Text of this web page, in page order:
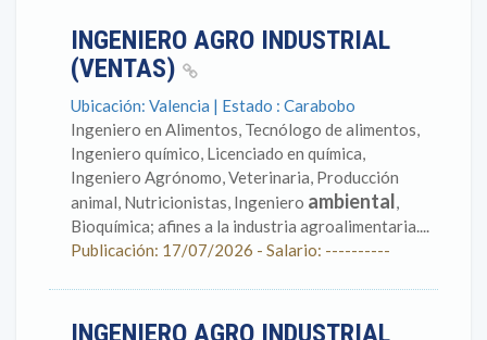
INGENIERO AGRO INDUSTRIAL
(VENTAS)
Ubicación: Valencia | Estado : Carabobo
Ingeniero en Alimentos, Tecnólogo de alimentos,
Ingeniero químico, Licenciado en química,
Ingeniero Agrónomo, Veterinaria, Producción
animal, Nutricionistas, Ingeniero ambiental,
Bioquímica; afines a la industria agroalimentaria....
Publicación: 17/07/2026 - Salario: ----------
INGENIERO AGRO INDUSTRIAL